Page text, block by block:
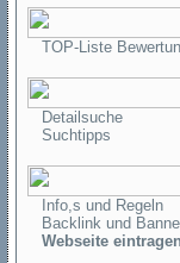
TOP-Liste
Detailsuche
Suchtipps
Info,s und Regeln
Backlink und
Webseite eintragen